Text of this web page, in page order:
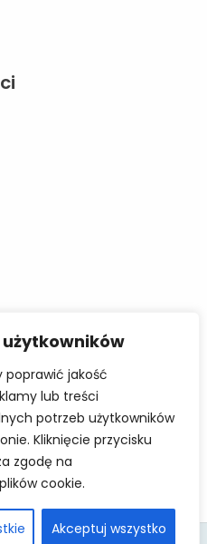
poprawić jakość
lub treści
potrzeb użytkowników
Kliknięcie przycisku
zgodę na
cookie.
Akceptuj wszystko